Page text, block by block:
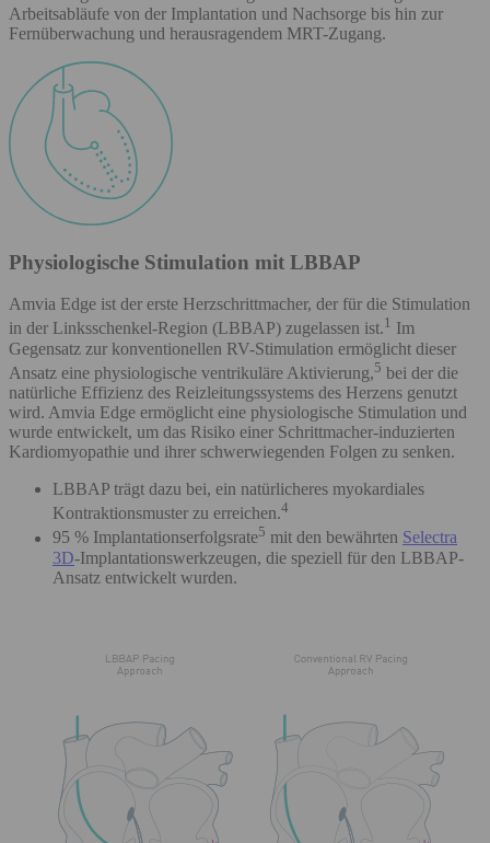
Arbeitsabläufe von der Implantation und Nachsorge bis hin zur
Fernüberwachung und herausragendem MRT-Zugang.
Physiologische Stimulation mit LBBAP
Amvia Edge ist der erste Herzschrittmacher, der für die Stimulation
in der Linksschenkel-Region (LBBAP) zugelassen ist.1 Im
Gegensatz zur konventionellen RV-Stimulation ermöglicht dieser
Ansatz eine physiologische ventrikuläre Aktivierung,5 bei der die
natürliche Effizienz des Reizleitungssystems des Herzens genutzt
wird. Amvia Edge ermöglicht eine physiologische Stimulation und
wurde entwickelt, um das Risiko einer Schrittmacher-induzierten
Kardiomyopathie und ihrer schwerwiegenden Folgen zu senken.
LBBAP trägt dazu bei, ein natürlicheres myokardiales
Kontraktionsmuster zu erreichen.4
95 % Implantationserfolgsrate5 mit den bewährten Selectra
3D-Implantationswerkzeugen, die speziell für den LBBAP-
Ansatz entwickelt wurden.